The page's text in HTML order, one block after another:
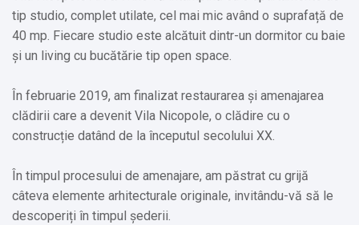
tip studio, complet utilate, cel mai mic având o suprafață de
40 mp. Fiecare studio este alcătuit dintr-un dormitor cu baie
și un living cu bucătărie tip open space.
În februarie 2019, am finalizat restaurarea și amenajarea
clădirii care a devenit Vila Nicopole, o clădire cu o
construcție datând de la începutul secolului XX.
În timpul procesului de amenajare, am păstrat cu grijă
câteva elemente arhitecturale originale, invitându-vă să le
descoperiți în timpul șederii.